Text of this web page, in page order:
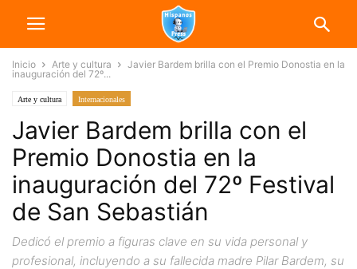
Inicio Arte y cultura
Javier Bardem brilla con el Premio Donostia en la
inauguración del 72º...
Arte y cultura Internacionales
Javier Bardem brilla con el
Premio Donostia en la
inauguración del 72º Festival
de San Sebastián
Dedicó el premio a figuras clave en su vida personal y
profesional, incluyendo a su fallecida madre Pilar Bardem, su